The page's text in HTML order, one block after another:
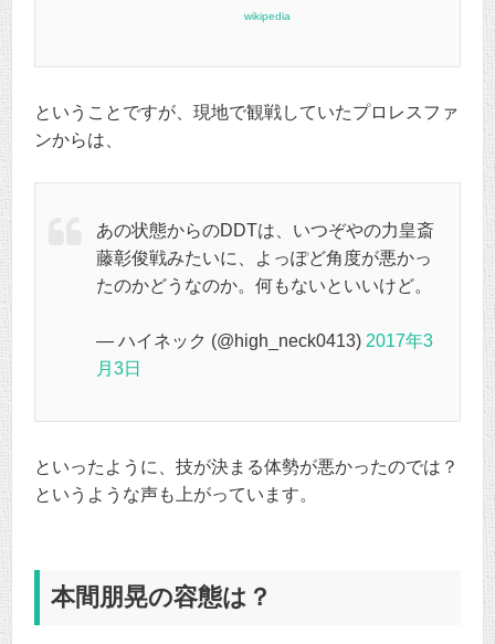
wikipedia
ということですが、現地で観戦していたプロレスファ
ンからは、
あの状態からのDDTは、いつぞやの力皇斎
藤彰俊戦みたいに、よっぽど角度が悪かっ
たのかどうなのか。何もないといいけど。
— ハイネック (@high_neck0413) 2017年3
月3日
といったように、技が決まる体勢が悪かったのでは？
というような声も上がっています。
本間朋晃の容態は？